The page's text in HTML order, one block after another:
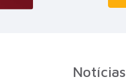
Notícias